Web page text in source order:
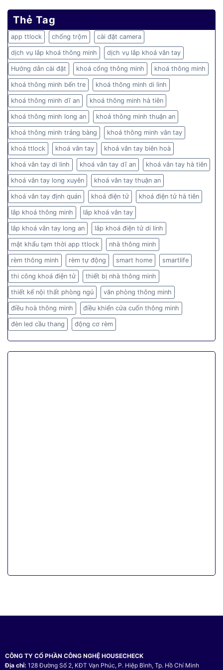
Thẻ Tag
app ttlock chống trộm cài đặt camera
dịch vụ lắp khoá thông minh dịch vụ lắp khoá vân tay
Hướng dẫn cài đặt khoá cổng thông minh khoá thông minh
khoá thông minh bến tre khoá thông minh di linh
khoá thông minh dĩ an khoá thông minh hà tiên
khoá thông minh long an khoá thông minh thuận an
khoá thông minh trảng bàng khoá thông minh vân tay
khoá ttlock khoá vân tay khoá vân tay biên hoà
khoá vân tay di linh khoá vân tay dĩ an khoá vân tay hà tiên
khoá vân tay long xuyên khoá vân tay thuận an
khoá vân tay định quán khoá điện tử khoá điện tử hà tiên
lắp khoá thông minh lắp khoá vân tay
lắp khoá vân tay long an lắp khoá điện tử di linh
mật khẩu tạm thời app ttlock nhà thông minh
rèm thông minh rèm tự động smart home smartlife
thi công khoá điện tử thiết bị nhà thông minh
thiết kế nội thất phòng ngủ văn phòng thông minh
điều hoà thông minh điều khiển cửa cuốn thông minh
đèn led cầu thang động cơ rèm
CÔNG TY CỔ PHẦN CÔNG NGHỆ HOUSECHECK
Địa chỉ: 128 Đường Số 2, KĐT Vạn Phúc, P. Hiệp Bình, Tp. Hồ Chí Minh